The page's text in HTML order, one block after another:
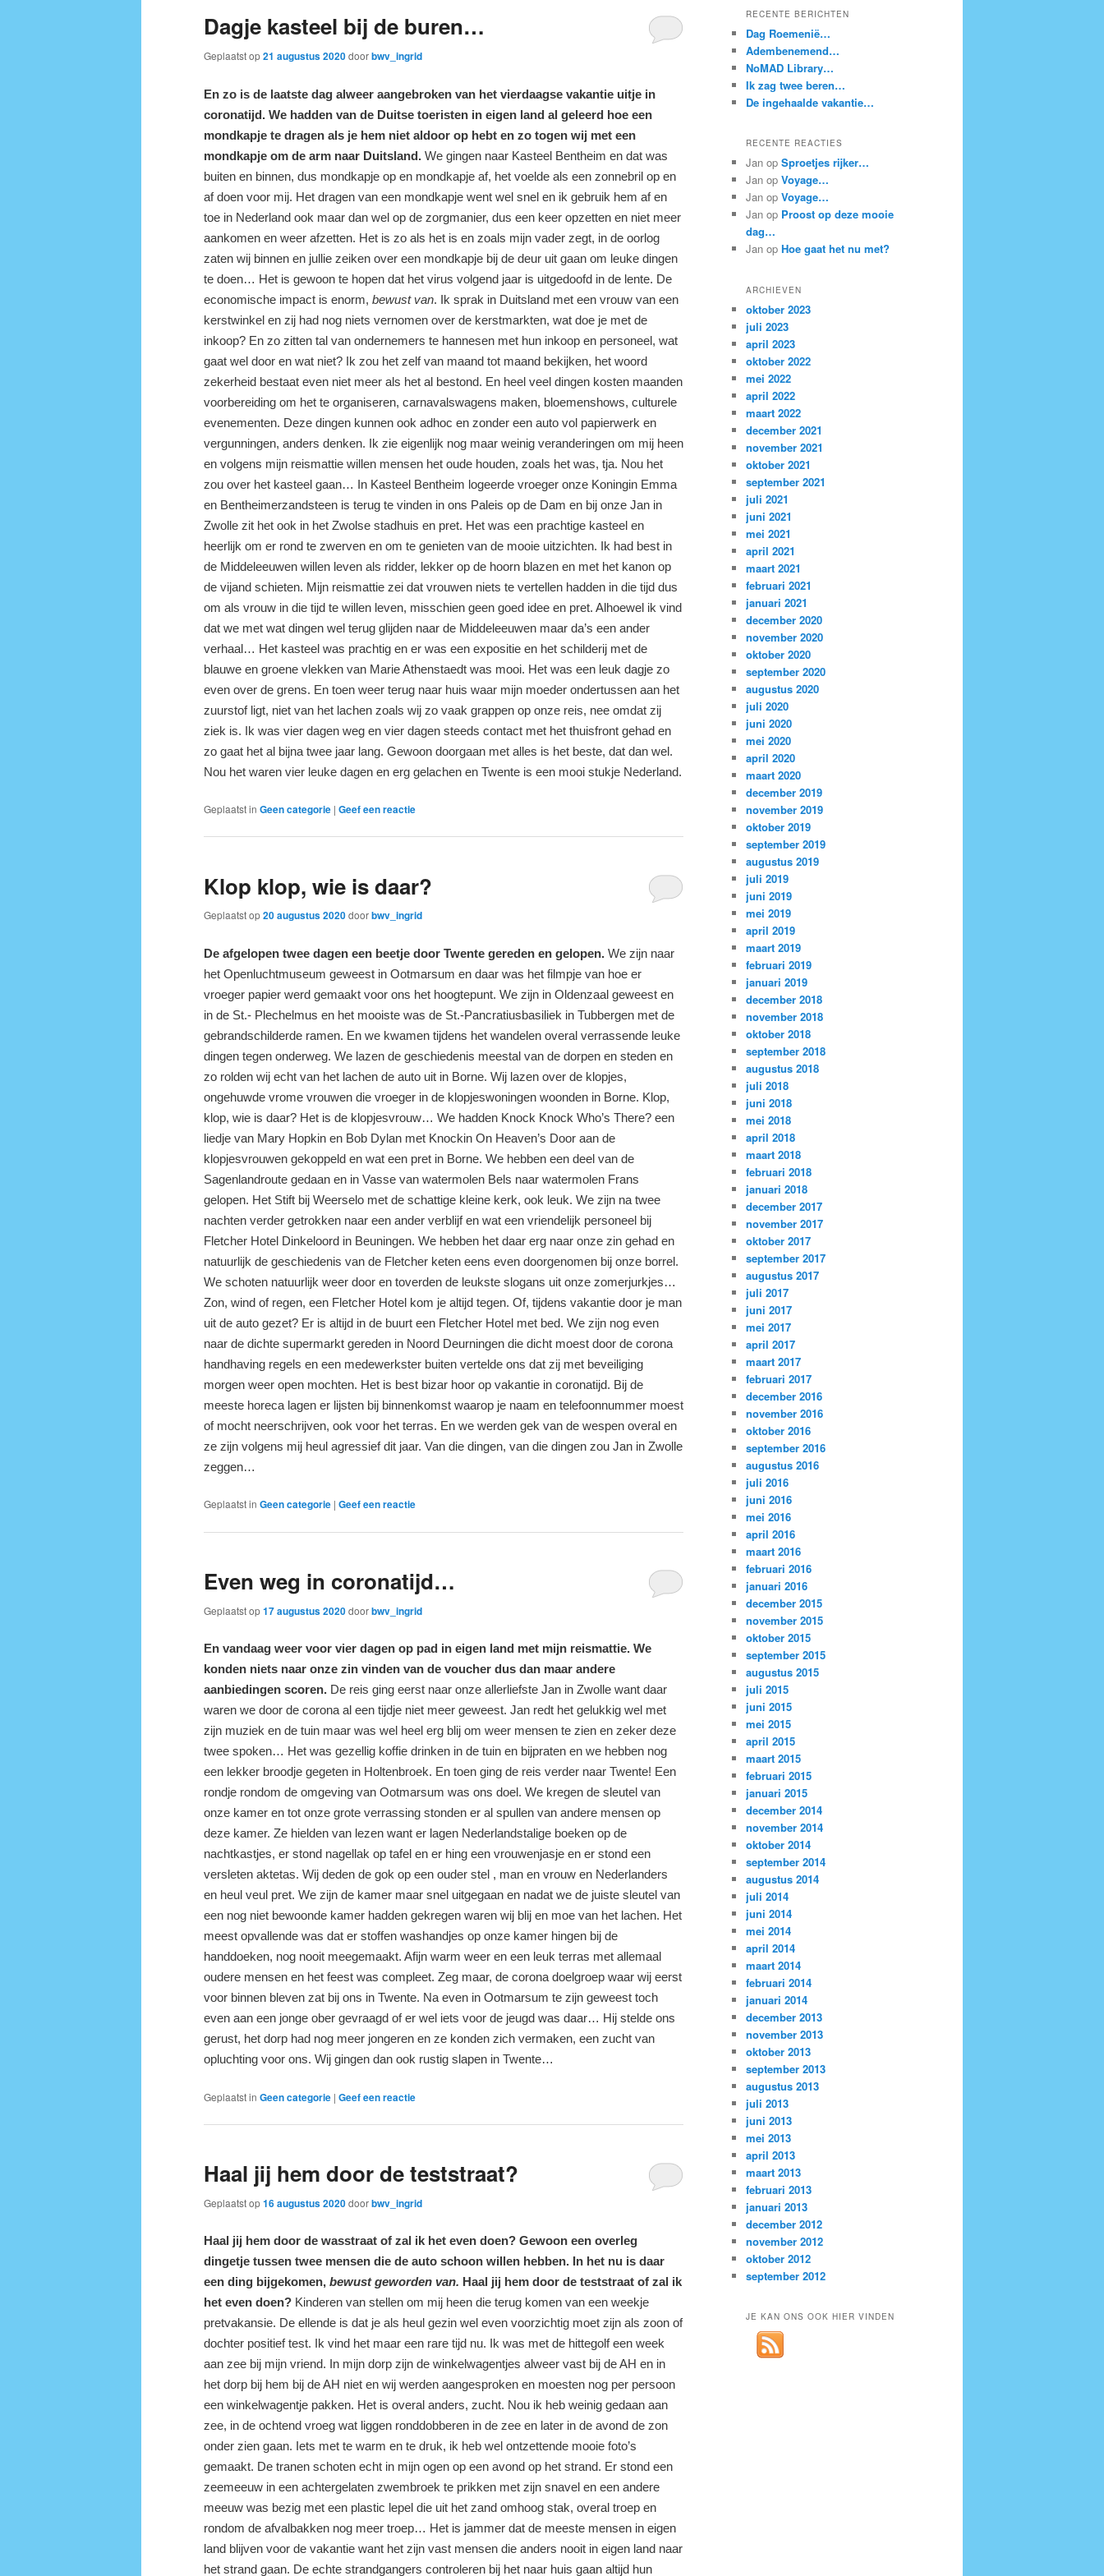
Dagje kasteel bij de buren…
Geplaatst op21 augustus 2020doorbwv_ingrid
En zo is de laatste dag alweer aangebroken van het vierdaagse vakantie uitje in
coronatijd. We hadden van de Duitse toeristen in eigen land al geleerd hoe een
mondkapje te dragen als je hem niet aldoor op hebt en zo togen wij met een
mondkapje om de arm naar Duitsland. We gingen naar Kasteel Bentheim en dat was
buiten en binnen, dus mondkapje op en mondkapje af, het voelde als een zonnebril op en
af doen voor mij. Het dragen van een mondkapje went wel snel en ik gebruik hem af en
toe in Nederland ook maar dan wel op de zorgmanier, dus een keer opzetten en niet meer
aankomen en weer afzetten. Het is zo als het is en zoals mijn vader zegt, in de oorlog
zaten wij binnen en jullie zeiken over een mondkapje bij de deur uit gaan om leuke dingen
te doen… Het is gewoon te hopen dat het virus volgend jaar is uitgedoofd in de lente. De
economische impact is enorm, bewustvan. Ik sprak in Duitsland met een vrouw van een
kerstwinkel en zij had nog niets vernomen over de kerstmarkten, wat doe je met de
inkoop? En zo zitten tal van ondernemers te hannesen met hun inkoop en personeel, wat
gaat wel door en wat niet? Ik zou het zelf van maand tot maand bekijken, het woord
zekerheid bestaat even niet meer als het al bestond. En heel veel dingen kosten maanden
voorbereiding om het te organiseren, carnavalswagens maken, bloemenshows, culturele
evenementen. Deze dingen kunnen ook adhoc en zonder een auto vol papierwerk en
vergunningen, anders denken. Ik zie eigenlijk nog maar weinig veranderingen om mij heen
en volgens mijn reismattie willen mensen het oude houden, zoals het was, tja. Nou het
zou over het kasteel gaan… In Kasteel Bentheim logeerde vroeger onze Koningin Emma
en Bentheimerzandsteen is terug te vinden in ons Paleis op de Dam en bij onze Jan in
Zwolle zit het ook in het Zwolse stadhuis en pret. Het was een prachtige kasteel en
heerlijk om er rond te zwerven en om te genieten van de mooie uitzichten. Ik had best in
de Middeleeuwen willen leven als ridder, lekker op de hoorn blazen en met het kanon op
de vijand schieten. Mijn reismattie zei dat vrouwen niets te vertellen hadden in die tijd dus
om als vrouw in die tijd te willen leven, misschien geen goed idee en pret. Alhoewel ik vind
dat we met wat dingen wel terug glijden naar de Middeleeuwen maar da’s een ander
verhaal… Het kasteel was prachtig en er was een expositie en het schilderij met de
blauwe en groene vlekken van Marie Athenstaedt was mooi. Het was een leuk dagje zo
even over de grens. En toen weer terug naar huis waar mijn moeder ondertussen aan het
zuurstof ligt, niet van het lachen zoals wij zo vaak grappen op onze reis, nee omdat zij
ziek is. Ik was vier dagen weg en vier dagen steeds contact met het thuisfront gehad en
zo gaat het al bijna twee jaar lang. Gewoon doorgaan met alles is het beste, dat dan wel.
Nou het waren vier leuke dagen en erg gelachen en Twente is een mooi stukje Nederland.
Geplaatst in Geen categorie | Geef een reactie
Klop klop, wie is daar?
Geplaatst op20 augustus 2020doorbwv_ingrid
De afgelopen twee dagen een beetje door Twente gereden en gelopen. We zijn naar
het Openluchtmuseum geweest in Ootmarsum en daar was het filmpje van hoe er
vroeger papier werd gemaakt voor ons het hoogtepunt. We zijn in Oldenzaal geweest en
in de St.- Plechelmus en het mooiste was de St.-Pancratiusbasiliek in Tubbergen met de
gebrandschilderde ramen. En we kwamen tijdens het wandelen overal verrassende leuke
dingen tegen onderweg. We lazen de geschiedenis meestal van de dorpen en steden en
zo rolden wij echt van het lachen de auto uit in Borne. Wij lazen over de klopjes,
ongehuwde vrome vrouwen die vroeger in de klopjeswoningen woonden in Borne. Klop,
klop, wie is daar? Het is de klopjesvrouw… We hadden Knock Knock Who’s There? een
liedje van Mary Hopkin en Bob Dylan met Knockin On Heaven’s Door aan de
klopjesvrouwen gekoppeld en wat een pret in Borne. We hebben een deel van de
Sagenlandroute gedaan en in Vasse van watermolen Bels naar watermolen Frans
gelopen. Het Stift bij Weerselo met de schattige kleine kerk, ook leuk. We zijn na twee
nachten verder getrokken naar een ander verblijf en wat een vriendelijk personeel bij
Fletcher Hotel Dinkeloord in Beuningen. We hebben het daar erg naar onze zin gehad en
natuurlijk de geschiedenis van de Fletcher keten eens even doorgenomen bij onze borrel.
We schoten natuurlijk weer door en toverden de leukste slogans uit onze zomerjurkjes…
Zon, wind of regen, een Fletcher Hotel kom je altijd tegen. Of, tijdens vakantie door je man
uit de auto gezet? Er is altijd in de buurt een Fletcher Hotel met bed. We zijn nog even
naar de dichte supermarkt gereden in Noord Deurningen die dicht moest door de corona
handhaving regels en een medewerkster buiten vertelde ons dat zij met beveiliging
morgen weer open mochten. Het is best bizar hoor op vakantie in coronatijd. Bij de
meeste horeca lagen er lijsten bij binnenkomst waarop je naam en telefoonnummer moest
of mocht neerschrijven, ook voor het terras. En we werden gek van de wespen overal en
ze zijn volgens mij heul agressief dit jaar. Van die dingen, van die dingen zou Jan in Zwolle
zeggen…
Geplaatst in Geen categorie | Geef een reactie
Even weg in coronatijd…
Geplaatst op17 augustus 2020doorbwv_ingrid
En vandaag weer voor vier dagen op pad in eigen land met mijn reismattie. We
konden niets naar onze zin vinden van de voucher dus dan maar andere
aanbiedingen scoren. De reis ging eerst naar onze allerliefste Jan in Zwolle want daar
waren we door de corona al een tijdje niet meer geweest. Jan redt het gelukkig wel met
zijn muziek en de tuin maar was wel heel erg blij om weer mensen te zien en zeker deze
twee spoken… Het was gezellig koffie drinken in de tuin en bijpraten en we hebben nog
een lekker broodje gegeten in Holtenbroek. En toen ging de reis verder naar Twente! Een
rondje rondom de omgeving van Ootmarsum was ons doel. We kregen de sleutel van
onze kamer en tot onze grote verrassing stonden er al spullen van andere mensen op
deze kamer. Ze hielden van lezen want er lagen Nederlandstalige boeken op de
nachtkastjes, er stond nagellak op tafel en er hing een vrouwenjasje en er stond een
versleten aktetas. Wij deden de gok op een ouder stel , man en vrouw en Nederlanders
en heul veul pret. We zijn de kamer maar snel uitgegaan en nadat we de juiste sleutel van
een nog niet bewoonde kamer hadden gekregen waren wij blij en moe van het lachen. Het
meest opvallende was dat er stoffen washandjes op onze kamer hingen bij de
handdoeken, nog nooit meegemaakt. Afijn warm weer en een leuk terras met allemaal
oudere mensen en het feest was compleet. Zeg maar, de corona doelgroep waar wij eerst
voor binnen bleven zat bij ons in Twente. Na even in Ootmarsum te zijn geweest toch
even aan een jonge ober gevraagd of er wel iets voor de jeugd was daar… Hij stelde ons
gerust, het dorp had nog meer jongeren en ze konden zich vermaken, een zucht van
opluchting voor ons. Wij gingen dan ook rustig slapen in Twente…
Geplaatst in Geen categorie | Geef een reactie
Haal jij hem door de teststraat?
Geplaatst op16 augustus 2020doorbwv_ingrid
Haal jij hem door de wasstraat of zal ik het even doen? Gewoon een overleg
dingetje tussen twee mensen die de auto schoon willen hebben. In het nu is daar
een ding bijgekomen, bewust geworden van. Haal jij hem door de teststraat of zal ik
het even doen? Kinderen van stellen om mij heen die terug komen van een weekje
pretvakansie. De ellende is dat je als heul gezin wel even voorzichtig moet zijn als zoon of
dochter positief test. Ik vind het maar een rare tijd nu. Ik was met de hittegolf een week
aan zee bij mijn vriend. In mijn dorp zijn de winkelwagentjes alweer vast bij de AH en in
het dorp bij hem bij de AH niet en wij werden aangesproken en moesten nog per persoon
een winkelwagentje pakken. Het is overal anders, zucht. Nou ik heb weinig gedaan aan
zee, in de ochtend vroeg wat liggen ronddobberen in de zee en later in de avond de zon
onder zien gaan. Iets met te warm en te druk, ik heb wel ontzettende mooie foto’s
gemaakt. De tranen schoten echt in mijn ogen op een avond op het strand. Er stond een
zeemeeuw in een achtergelaten zwembroek te prikken met zijn snavel en een andere
meeuw was bezig met een plastic lepel die uit het zand omhoog stak, overal troep en
rondom de afvalbakken nog meer troep… Het is jammer dat de meeste mensen in eigen
land blijven voor de vakantie want het zijn vast mensen die anders nooit in eigen land naar
het strand gaan. De echte strandgangers controleren bij het naar huis gaan altijd hun
k
n
RECENTE BERICHTEN
Dag Roemenië…
Adembenemend…
NoMAD Library…
Ik zag twee beren…
De ingehaalde vakantie…
RECENTE REACTIES
Jan op Sproetjes rijker…
Jan op Voyage…
Jan op Voyage…
Jan op Proost op deze mooie
dag…
Jan op Hoe gaat het nu met?
ARCHIEVEN
oktober 2023
juli 2023
april 2023
oktober 2022
mei 2022
april 2022
maart 2022
december 2021
november 2021
oktober 2021
september 2021
juli 2021
juni 2021
mei 2021
april 2021
maart 2021
februari 2021
januari 2021
december 2020
november 2020
oktober 2020
september 2020
augustus 2020
juli 2020
juni 2020
mei 2020
april 2020
maart 2020
december 2019
november 2019
oktober 2019
september 2019
augustus 2019
juli 2019
juni 2019
mei 2019
april 2019
maart 2019
februari 2019
januari 2019
december 2018
november 2018
oktober 2018
september 2018
augustus 2018
juli 2018
juni 2018
mei 2018
april 2018
maart 2018
februari 2018
januari 2018
december 2017
november 2017
oktober 2017
september 2017
augustus 2017
juli 2017
juni 2017
mei 2017
april 2017
maart 2017
februari 2017
december 2016
november 2016
oktober 2016
september 2016
augustus 2016
juli 2016
juni 2016
mei 2016
april 2016
maart 2016
februari 2016
januari 2016
december 2015
november 2015
oktober 2015
september 2015
augustus 2015
juli 2015
juni 2015
mei 2015
april 2015
maart 2015
februari 2015
januari 2015
december 2014
november 2014
oktober 2014
september 2014
augustus 2014
juli 2014
juni 2014
mei 2014
april 2014
maart 2014
februari 2014
januari 2014
december 2013
november 2013
oktober 2013
september 2013
augustus 2013
juli 2013
juni 2013
mei 2013
april 2013
maart 2013
februari 2013
januari 2013
december 2012
november 2012
oktober 2012
september 2012
JE KAN ONS OOK HIER VINDEN